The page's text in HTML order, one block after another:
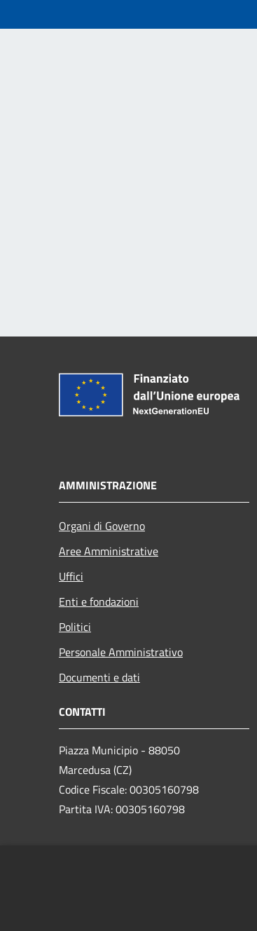
AMMINISTRAZIONE
Organi di Governo
Aree Amministrative
Uffici
Enti e fondazioni
Politici
Personale Amministrativo
Documenti e dati
CONTATTI
Piazza Municipio - 88050
Marcedusa (CZ)
Codice Fiscale: 00305160798
Partita IVA: 00305160798